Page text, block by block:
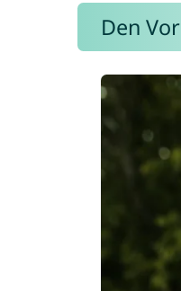
Den